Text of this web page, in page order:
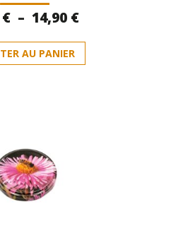
Note
0
sur
€ – 14,90 €Plage
prix :
2,40 €
AU PANIER
Ce